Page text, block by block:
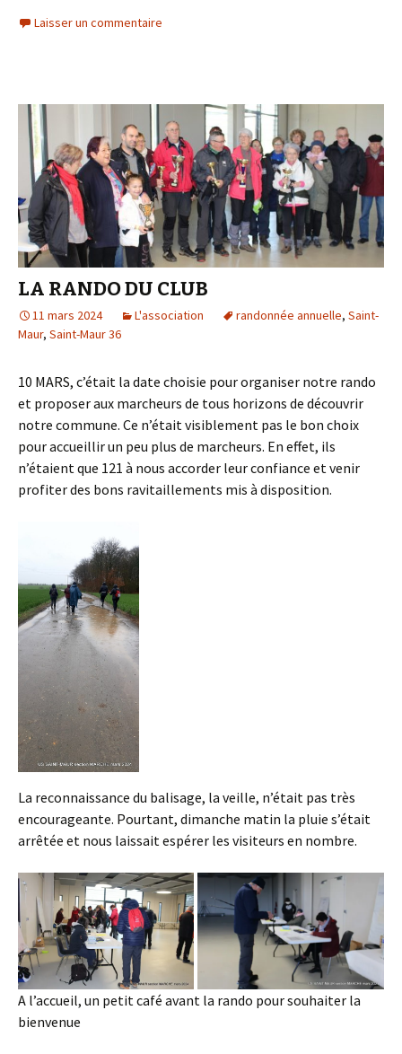
Laisser un commentaire
LA RANDO DU CLUB
11 mars 2024 L'association randonnée annuelle, Saint-
Maur, Saint-Maur 36
10 MARS, c’était la date choisie pour organiser notre rando
et proposer aux marcheurs de tous horizons de découvrir
notre commune. Ce n’était visiblement pas le bon choix
pour accueillir un peu plus de marcheurs. En effet, ils
n’étaient que 121 à nous accorder leur confiance et venir
profiter des bons ravitaillements mis à disposition.
La reconnaissance du balisage, la veille, n’était pas très
encourageante. Pourtant, dimanche matin la pluie s’était
arrêtée et nous laissait espérer les visiteurs en nombre.
A l’accueil, un petit café avant la rando pour souhaiter la
bienvenue